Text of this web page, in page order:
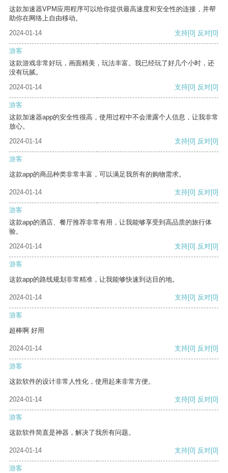
这款加速器VPM应用程序可以给你提供最高速度和安全性的连接，并帮
助你在网络上自由移动。
2024-01-14
支持[0] 反对[0]
游客
这款游戏非常好玩，画面精美，玩法丰富。我已经玩了好几个小时，还
没有玩腻。
2024-01-14
支持[0] 反对[0]
游客
这款加速器app的安全性很高，使用过程中不会泄露个人信息，让我非常
放心。
2024-01-14
支持[0] 反对[0]
游客
这款app的商品种类非常丰富，可以满足我所有的购物需求。
2024-01-14 支持[0] 反对[0]
游客
这款app的酒店、餐厅推荐非常有用，让我能够享受到高品质的旅行体
验。
2024-01-14
支持[0] 反对[0]
游客
这款app的路线规划非常精准，让我能够快速到达目的地。
2024-01-14 支持[0] 反对[0]
游客
超棒啊 好用
2024-01-14 支持[0] 反对[0]
游客
这款软件的设计非常人性化，使用起来非常方便。
2024-01-14 支持[0] 反对[0]
游客
这款软件简直是神器，解决了我所有问题。
2024-01-14 支持[0] 反对[0]
游客